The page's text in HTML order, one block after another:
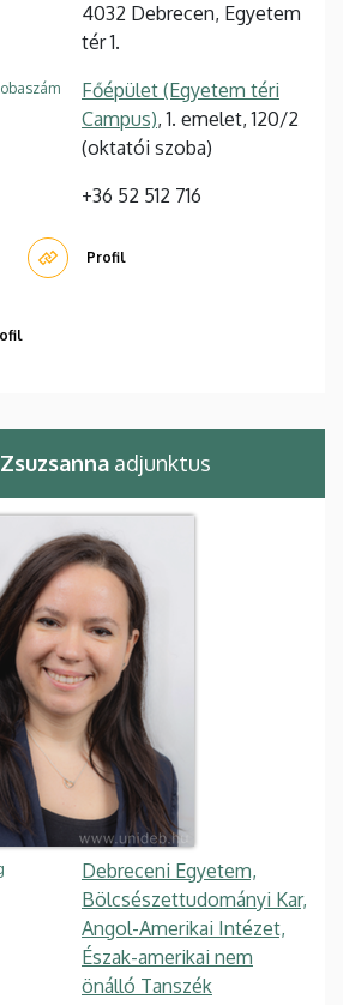
4032 Debrecen, Egyetem
tér 1.
Főépület (Egyetem téri
Campus), 1. emelet, 120/2
(oktatói szoba)
+36 52 512 716
Profil
adjunktus
Debreceni Egyetem,
Bölcsészettudományi Kar,
Angol-Amerikai Intézet,
Észak-amerikai nem
önálló Tanszék